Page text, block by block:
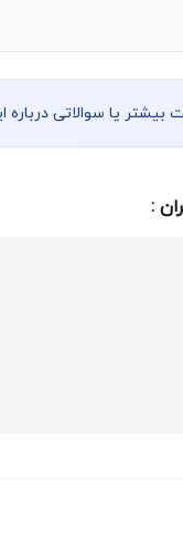
بیشتر یا سوالاتی
: